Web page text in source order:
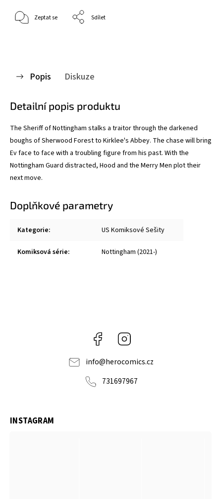
Zeptat se Sdílet
Popis Diskuze
Detailní popis produktu
The Sheriff of Nottingham stalks a traitor through the darkened
boughs of Sherwood Forest to Kirklee's Abbey. The chase will bring
Ev face to face with a troubling figure from his past. With the
Nottingham Guard distracted, Hood and the Merry Men plot their
next move.
Doplňkové parametry
Kategorie: US Komiksové Sešity
Komiksová série: Nottingham (2021-)
Facebook
info@herocomics.cz
731697967
INSTAGRAM